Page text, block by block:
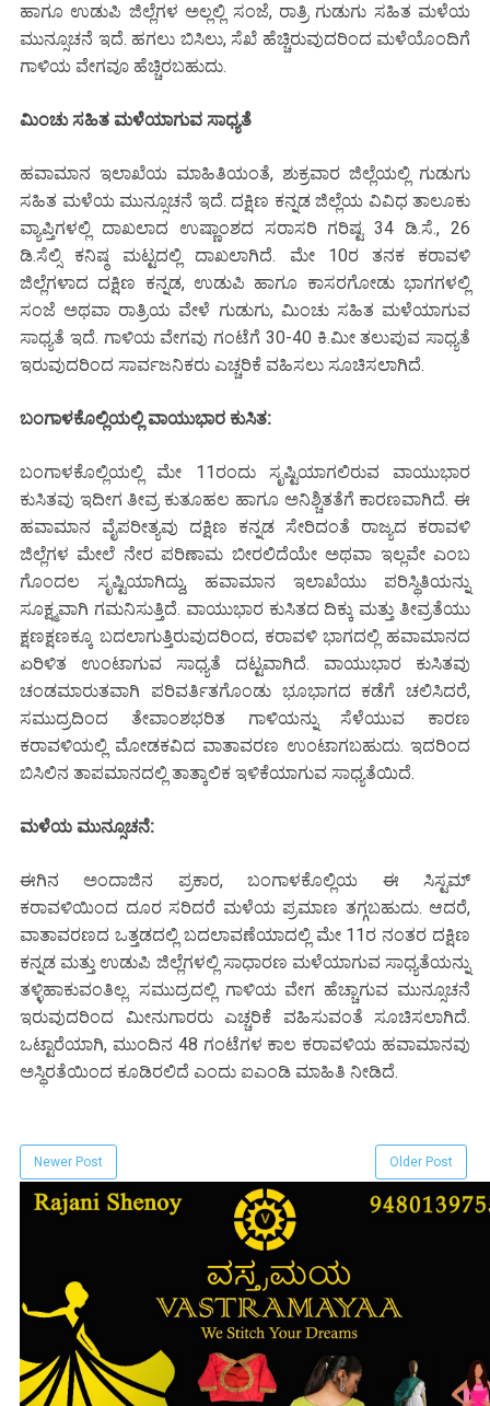
ಹಾಗೂ ಉಡುಪಿ ಜಿಲ್ಲೆಗಳ ಅಲ್ಲಲ್ಲಿ ಸಂಜೆ, ರಾತ್ರಿ ಗುಡುಗು ಸಹಿತ ಮಳೆಯ
ಮುನ್ಸೂಚನೆ ಇದೆ. ಹಗಲು ಬಿಸಿಲು, ಸೆಖೆ ಹೆಚ್ಚಿರುವುದರಿಂದ ಮಳೆಯೊಂದಿಗೆ
ಗಾಳಿಯ ವೇಗವೂ ಹೆಚ್ಚಿರಬಹುದು.
ಮಿಂಚು ಸಹಿತ ಮಳೆಯಾಗುವ ಸಾಧ್ಯತೆ
ಹವಾಮಾನ ಇಲಾಖೆಯ ಮಾಹಿತಿಯಂತೆ, ಶುಕ್ರವಾರ ಜಿಲ್ಲೆಯಲ್ಲಿ ಗುಡುಗು
ಸಹಿತ ಮಳೆಯ ಮುನ್ಸೂಚನೆ ಇದೆ. ದಕ್ಷಿಣ ಕನ್ನಡ ಜಿಲ್ಲೆಯ ವಿವಿಧ ತಾಲೂಕು
ವ್ಯಾಪ್ತಿಗಳಲ್ಲಿ ದಾಖಲಾದ ಉಷ್ಣಾಂಶದ ಸರಾಸರಿ ಗರಿಷ್ಟ 34 ಡಿ.ಸೆ., 26
ಡಿ.ಸೆಲ್ಸಿ ಕನಿಷ್ಠ ಮಟ್ಟದಲ್ಲಿ ದಾಖಲಾಗಿದೆ. ಮೇ 10ರ ತನಕ ಕರಾವಳಿ
ಜಿಲ್ಲೆಗಳಾದ ದಕ್ಷಿಣ ಕನ್ನಡ, ಉಡುಪಿ ಹಾಗೂ ಕಾಸರಗೋಡು ಭಾಗಗಳಲ್ಲಿ
ಸಂಜೆ ಅಥವಾ ರಾತ್ರಿಯ ವೇಳೆ ಗುಡುಗು, ಮಿಂಚು ಸಹಿತ ಮಳೆಯಾಗುವ
ಸಾಧ್ಯತೆ ಇದೆ. ಗಾಳಿಯ ವೇಗವು ಗಂಟೆಗೆ 30-40 ಕಿ.ಮೀ ತಲುಪುವ ಸಾಧ್ಯತೆ
ಇರುವುದರಿಂದ ಸಾರ್ವಜನಿಕರು ಎಚ್ಚರಿಕೆ ವಹಿಸಲು ಸೂಚಿಸಲಾಗಿದೆ.
ಬಂಗಾಳಕೊಲ್ಲಿಯಲ್ಲಿ ವಾಯುಭಾರ ಕುಸಿತ:
ಬಂಗಾಳಕೊಲ್ಲಿಯಲ್ಲಿ ಮೇ 11ರಂದು ಸೃಷ್ಟಿಯಾಗಲಿರುವ ವಾಯುಭಾರ
ಕುಸಿತವು ಇದೀಗ ತೀವ್ರ ಕುತೂಹಲ ಹಾಗೂ ಅನಿಶ್ಚಿತತೆಗೆ ಕಾರಣವಾಗಿದೆ. ಈ
ಹವಾಮಾನ ವೈಪರೀತ್ಯವು ದಕ್ಷಿಣ ಕನ್ನಡ ಸೇರಿದಂತೆ ರಾಜ್ಯದ ಕರಾವಳಿ
ಜಿಲ್ಲೆಗಳ ಮೇಲೆ ನೇರ ಪರಿಣಾಮ ಬೀರಲಿದೆಯೇ ಅಥವಾ ಇಲ್ಲವೇ ಎಂಬ
ಗೊಂದಲ ಸೃಷ್ಟಿಯಾಗಿದ್ದು, ಹವಾಮಾನ ಇಲಾಖೆಯು ಪರಿಸ್ಥಿತಿಯನ್ನು
ಸೂಕ್ಷ್ಮವಾಗಿ ಗಮನಿಸುತ್ತಿದೆ. ವಾಯುಭಾರ ಕುಸಿತದ ದಿಕ್ಕು ಮತ್ತು ತೀವ್ರತೆಯು
ಕ್ಷಣಕ್ಷಣಕ್ಕೂ ಬದಲಾಗುತ್ತಿರುವುದರಿಂದ, ಕರಾವಳಿ ಭಾಗದಲ್ಲಿ ಹವಾಮಾನದ
ಏರಿಳಿತ ಉಂಟಾಗುವ ಸಾಧ್ಯತೆ ದಟ್ಟವಾಗಿದೆ. ವಾಯುಭಾರ ಕುಸಿತವು
ಚಂಡಮಾರುತವಾಗಿ ಪರಿವರ್ತಿತಗೊಂಡು ಭೂಭಾಗದ ಕಡೆಗೆ ಚಲಿಸಿದರೆ,
ಸಮುದ್ರದಿಂದ ತೇವಾಂಶಭರಿತ ಗಾಳಿಯನ್ನು ಸೆಳೆಯುವ ಕಾರಣ
ಕರಾವಳಿಯಲ್ಲಿ ಮೋಡಕವಿದ ವಾತಾವರಣ ಉಂಟಾಗಬಹುದು. ಇದರಿಂದ
ಬಿಸಿಲಿನ ತಾಪಮಾನದಲ್ಲಿ ತಾತ್ಕಾಲಿಕ ಇಳಿಕೆಯಾಗುವ ಸಾಧ್ಯತೆಯಿದೆ.
ಮಳೆಯ ಮುನ್ಸೂಚನೆ:
ಈಗಿನ ಅಂದಾಜಿನ ಪ್ರಕಾರ, ಬಂಗಾಳಕೊಲ್ಲಿಯ ಈ ಸಿಸ್ಟಮ್
ಕರಾವಳಿಯಿಂದ ದೂರ ಸರಿದರೆ ಮಳೆಯ ಪ್ರಮಾಣ ತಗ್ಗಬಹುದು. ಆದರೆ,
ವಾತಾವರಣದ ಒತ್ತಡದಲ್ಲಿ ಬದಲಾವಣೆಯಾದಲ್ಲಿ ಮೇ 11ರ ನಂತರ ದಕ್ಷಿಣ
ಕನ್ನಡ ಮತ್ತು ಉಡುಪಿ ಜಿಲ್ಲೆಗಳಲ್ಲಿ ಸಾಧಾರಣ ಮಳೆಯಾಗುವ ಸಾಧ್ಯತೆಯನ್ನು
ತಳ್ಳಿಹಾಕುವಂತಿಲ್ಲ. ಸಮುದ್ರದಲ್ಲಿ ಗಾಳಿಯ ವೇಗ ಹೆಚ್ಚಾಗುವ ಮುನ್ಸೂಚನೆ
ಇರುವುದರಿಂದ ಮೀನುಗಾರರು ಎಚ್ಚರಿಕೆ ವಹಿಸುವಂತೆ ಸೂಚಿಸಲಾಗಿದೆ.
ಒಟ್ಟಾರೆಯಾಗಿ, ಮುಂದಿನ 48 ಗಂಟೆಗಳ ಕಾಲ ಕರಾವಳಿಯ ಹವಾಮಾನವು
ಅಸ್ಥಿರತೆಯಿಂದ ಕೂಡಿರಲಿದೆ ಎಂದು ಐಎಂಡಿ ಮಾಹಿತಿ ನೀಡಿದೆ.
Newer Post Older Post